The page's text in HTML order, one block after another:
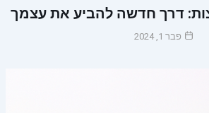
דרך חדשה להביע את עצמך
פבר 1, 2024